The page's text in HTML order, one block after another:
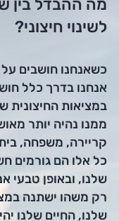
מה ההבדל בין
לשינוי חיצוני?
כשאנחנו חושבים על
אנחנו בדרך כלל
במציאות החיצונית
ממנו נהיה יותר
קריירה, משפחה,
כל אלו הם גורמים
שלנו, ובאופן טבעי
רק משהו ישתנה
שלנו, החיים שלנו